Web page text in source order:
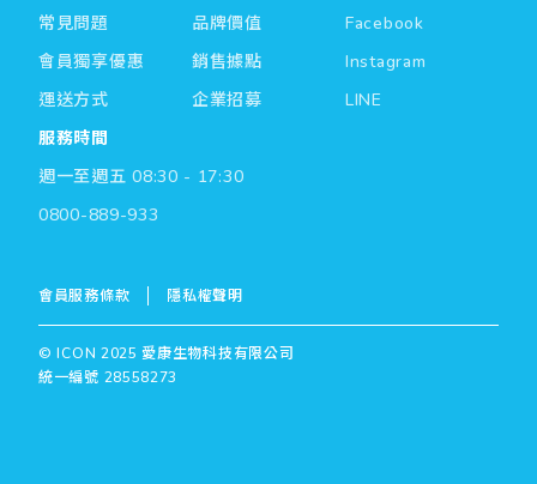
常見問題
會員獨享優惠
運送方式
品牌價值
銷售據點
企業招募
Facebook
Instagram
LINE
服務時間
週一至週五 08:30 - 17:30
0800-889-933
會員服務條款 隱私權聲明
© ICON 2025 愛康生物科技有限公司
統一編號 28558273